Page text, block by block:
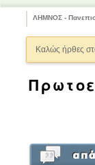
ΛΗΜΝΟΣ -
Καλώς ήρθες